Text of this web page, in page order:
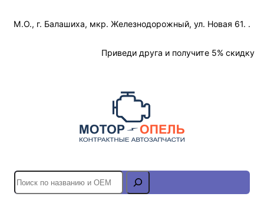
М.О., г. Балашиха, мкр. Железнодорожный, ул. Новая 61. .
Приведи друга и получите 5% скидку
S
e